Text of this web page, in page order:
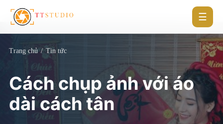
☰
Trang chủ / Tin tức
Cách chụp ảnh với áo
dài cách tân